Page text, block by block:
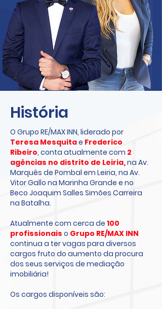
História
O Grupo RE/MAX INN, liderado por
Teresa Mesquitae Frederico
Ribeiro, conta atualmente com 2
agências no distrito de Leiria,na Av.
Marquês de Pombal em Leiria, na Av.
Vitor Gallo na Marinha Grande e no
Beco Joaquim Salles Simões Carreira
na Batalha.
Atualmente com cerca de 100
profissionais o Grupo RE/MAX INN
continua a ter vagas para diversos
cargos fruto do aumento da procura
dos seus serviços de mediação
imobiliária!
Os cargos disponíveis são: